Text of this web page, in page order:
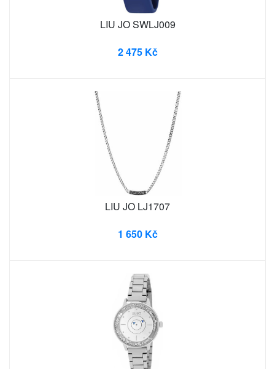
LIU JO SWLJ009
2 475 Kč
LIU JO LJ1707
1 650 Kč